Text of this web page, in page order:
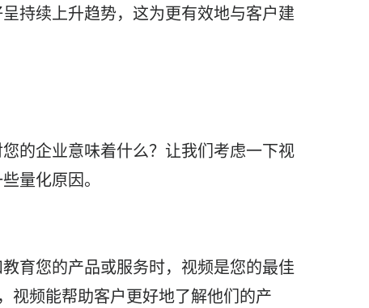
持续上升趋势，这为更有效地与客户建
的企业意味着什么？让我们考虑一下视
量化原因。
育您的产品或服务时，视频是您的最佳
视频能帮助客户更好地了解他们的产